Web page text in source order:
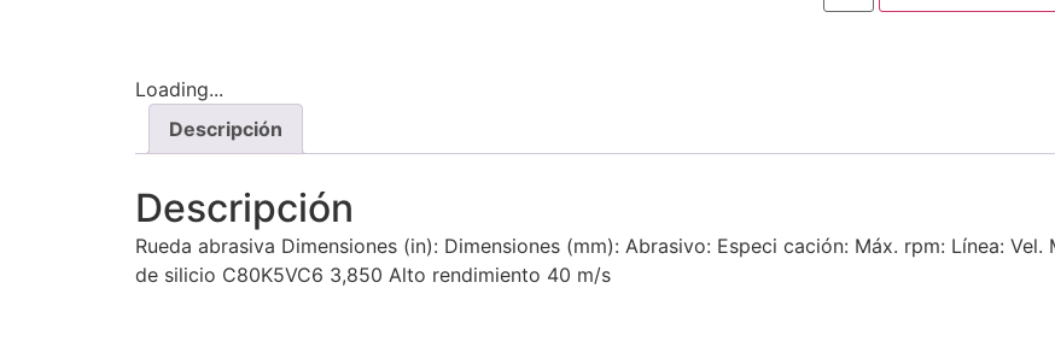
Loading...
Descripción
Descripción
Rueda abrasiva Dimensiones (in): Dimensiones (mm): Abrasivo: Especi cación: Máx. rpm: Línea:
de silicio C80K5VC6 3,850 Alto rendimiento 40 m/s